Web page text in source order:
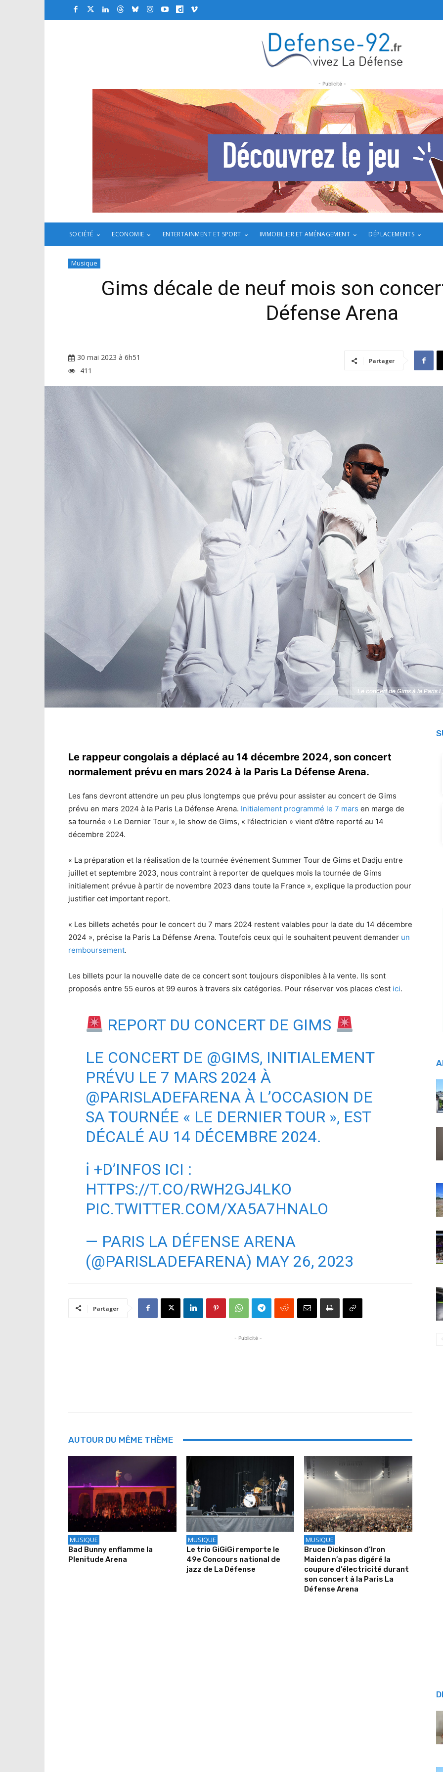
- Publicité -
SOCIÉTÉ ECONOMIE ENTERTAINMENT ET SPORT IMMOBILIER ET AMÉNAGEMENT DÉPLACEMENTS
Musique
Gims décale de neuf mois son
Défense Arena
30 mai 2023 à 6h51
411
Partager
Le concert de Gims à la Paris
Le concert de Gims à la Paris
Le rappeur congolais a déplacé au 14 décembre 2024, son concert
normalement prévu en mars 2024 à la Paris La Défense Arena.
Les fans devront attendre un peu plus longtemps que prévu pour assister au concert de Gims
prévu en mars 2024 à la Paris La Défense Arena. Initialement programmé le 7 mars en marge de
sa tournée « Le Dernier Tour », le show de Gims, « l’électricien » vient d’être reporté au 14
décembre 2024.
« La préparation et la réalisation de la tournée événement Summer Tour de Gims et Dadju entre
juillet et septembre 2023, nous contraint à reporter de quelques mois la tournée de Gims
initialement prévue à partir de novembre 2023 dans toute la France », explique la production pour
justifier cet important report.
« Les billets achetés pour le concert du 7 mars 2024 restent valables pour la date du 14 décembre
2024 », précise la Paris La Défense Arena. Toutefois ceux qui le souhaitent peuvent demander un
remboursement.
Les billets pour la nouvelle date de ce concert sont toujours disponibles à la vente. Ils sont
proposés entre 55 euros et 99 euros à travers six catégories. Pour réserver vos places c’est ici.
REPORT DU CONCERT DE GIMS
LE CONCERT DE @GIMS, INITIALEMENT
PRÉVU LE 7 MARS 2024 À
@PARISLADEFARENAÀ L’OCCASION DE
SA TOURNÉE « LE DERNIER TOUR », EST
DÉCALÉ AU 14 DÉCEMBRE 2024.
ℹ +D’INFOS ICI :
HTTPS://T.CO/RWH2GJ4LKO
PIC.TWITTER.COM/XA5A7HNALO
— PARIS LA DÉFENSE ARENA
(@PARISLADEFARENA) MAY 26, 2023
Partager
- Publicité -
AUTOUR DU MÊME THÈME
MUSIQUE
Bad Bunny enflamme la
Plenitude Arena
MUSIQUE
Le trio GiGiGi remporte le
49e Concours national de
jazz de La Défense
MUSIQUE
Bruce Dickinson d’Iron
Maiden n’a pas digéré la
coupure d’électricité durant
son concert à la Paris La
Défense Arena